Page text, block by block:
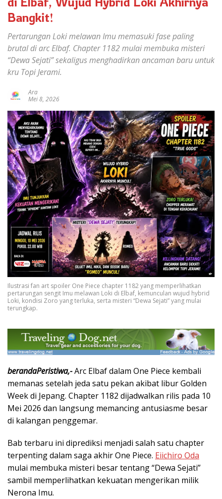
Bangkit!
Pertarungan Loki melawan Imu memasuki fase paling
brutal di arc Elbaf. Chapter 1182 mulai membuka misteri
“Dewa Sejati” sekaligus menghadirkan ancaman baru untuk
kru Topi Jerami.
Ara
Mei 8, 2026
Ilustrasi fan art spoiler One Piece chapter 1182 yang memperlihatkan
pertarungan sengit Imu melawan Loki di Elbaf, kemunculan wujud hybrid
Loki, kondisi Zoro yang terluka, serta misteri “Dewa Sejati” yang mulai
terungkap.
berandaPeristiwa,-Arc Elbaf dalam One Piece kembali
memanas setelah jeda satu pekan akibat libur Golden
Week di Jepang. Chapter 1182 dijadwalkan rilis pada 10
Mei 2026 dan langsung memancing antusiasme besar
di kalangan penggemar.
Bab terbaru ini diprediksi menjadi salah satu chapter
terpenting dalam saga akhir One Piece. Eiichiro Oda
mulai membuka misteri besar tentang “Dewa Sejati”
sambil memperlihatkan kekuatan mengerikan milik
Nerona Imu.